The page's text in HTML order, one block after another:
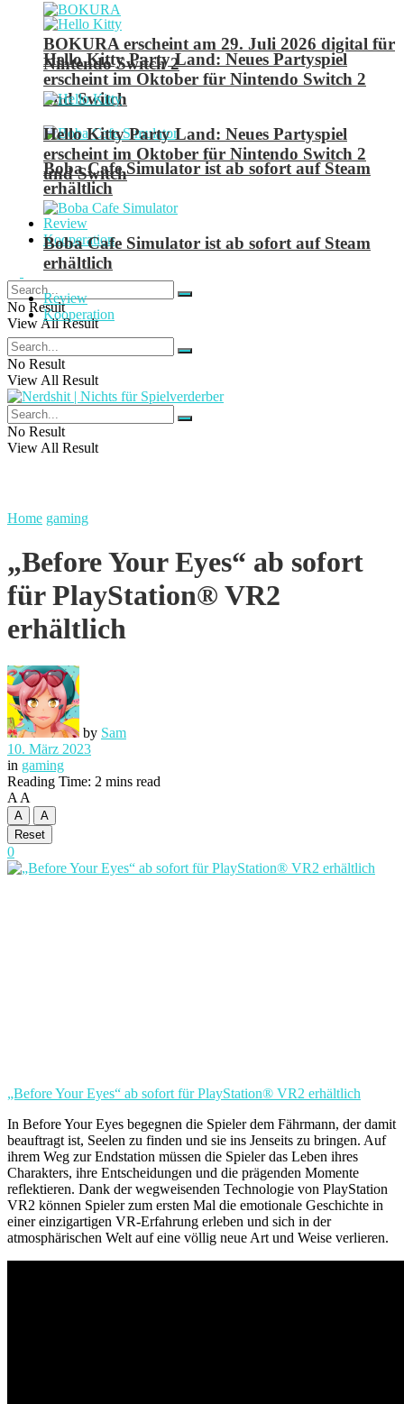
Hello Kitty Party Land: Neues Partyspiel
erscheint im Oktober für Nintendo Switch 2
und Switch
Boba Cafe Simulator ist ab sofort auf Steam
erhältlich
Review
Kooperation
No Result
View All Result
BOKURA erscheint am 29. Juli 2026 digital für
Nintendo Switch 2
Hello Kitty Party Land: Neues Partyspiel
erscheint im Oktober für Nintendo Switch 2
und Switch
Boba Cafe Simulator ist ab sofort auf Steam
erhältlich
Review
Kooperation
No Result
View All Result
No Result
View All Result
Home gaming
„Before Your Eyes“ ab sofort
für PlayStation® VR2
erhältlich
by Sam
10. März 2023
in gaming
Reading Time: 2 mins read
A A
A
A
Reset
0
„Before Your Eyes“ ab sofort für PlayStation® VR2 erhältlich
In Before Your Eyes begegnen die Spieler dem Fährmann, der damit
beauftragt ist, Seelen zu finden und sie ins Jenseits zu bringen. Auf
ihrem Weg zur Endstation müssen die Spieler das Leben ihres
Charakters, ihre Entscheidungen und die prägenden Momente
reflektieren. Dank der wegweisenden Technologie von PlayStation
VR2 können Spieler zum ersten Mal die emotionale Geschichte in
einer einzigartigen VR-Erfahrung erleben und sich in der
atmosphärischen Welt auf eine völlig neue Art und Weise verlieren.